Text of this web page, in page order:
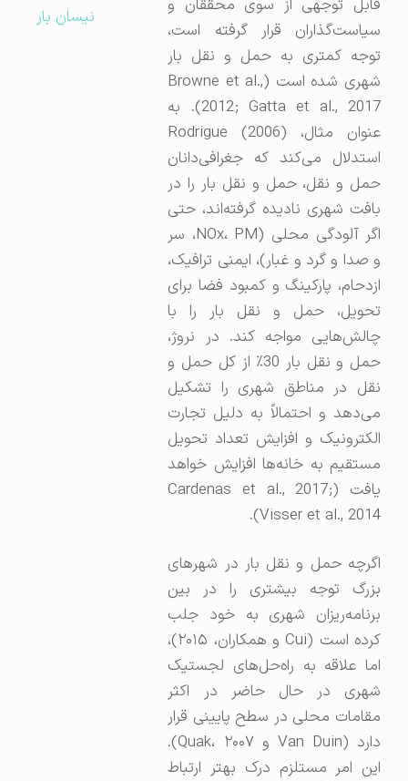
قابل توجهی از سوی محققان و
سیاست‌گذاران قرار گرفته است،
توجه کمتری به حمل و نقل بار
شهری شده است (Browne et al.,
2012; Gatta et al., 2017). به
عنوان مثال، Rodrigue (2006)
استدلال می‌کند که جغرافی‌دانان
حمل و نقل، حمل و نقل بار را در
بافت شهری نادیده گرفته‌اند، حتی
اگر آلودگی محلی (NOx، PM، سر
و صدا و گرد و غبار)، ایمنی ترافیک،
ازدحام، پارکینگ و کمبود فضا برای
تحویل، حمل و نقل بار را با
چالش‌هایی مواجه کند. در نروژ،
حمل و نقل بار 30٪ از کل حمل و
نقل در مناطق شهری را تشکیل
می‌دهد و احتمالاً به دلیل تجارت
الکترونیک و افزایش تعداد تحویل
مستقیم به خانه‌ها افزایش خواهد
یافت (Cardenas et al., 2017;
Visser et al., 2014).
اگرچه حمل و نقل بار در شهرهای
بزرگ توجه بیشتری را در بین
برنامه‌ریزان شهری به خود جلب
کرده است (Cui و همکاران، ۲۰۱۵)،
اما علاقه به راه‌حل‌های لجستیک
شهری در حال حاضر در اکثر
مقامات محلی در سطح پایینی قرار
دارد (Van Duin و Quak، ۲۰۰۷).
این امر مستلزم درک بهتر ارتباط
نیسان بار